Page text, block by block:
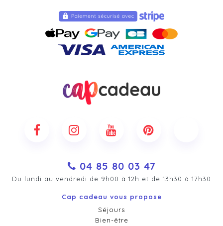
04 85 80 03 47
Du lundi au vendredi de 9h00 à 12h et de 13h30 à 17h30
Cap cadeau vous propose
Séjours
Bien-être